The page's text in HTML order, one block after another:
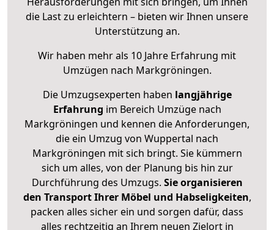
die Last zu erleichtern – bieten wir Ihnen unsere
Unterstützung an.
Wir haben mehr als 10 Jahre Erfahrung mit
Umzügen nach Markgröningen.
Die Umzugsexperten haben langjährige
Erfahrung im Bereich Umzüge nach
Markgröningen und kennen die Anforderungen,
die ein Umzug von Wuppertal nach
Markgröningen mit sich bringt. Sie kümmern
sich um alles, von der Planung bis hin zur
Durchführung des Umzugs. Sie organisieren
den Transport Ihrer Möbel und Habseligkeiten,
packen alles sicher ein und sorgen dafür, dass
alles rechtzeitig an Ihrem neuen Zielort in